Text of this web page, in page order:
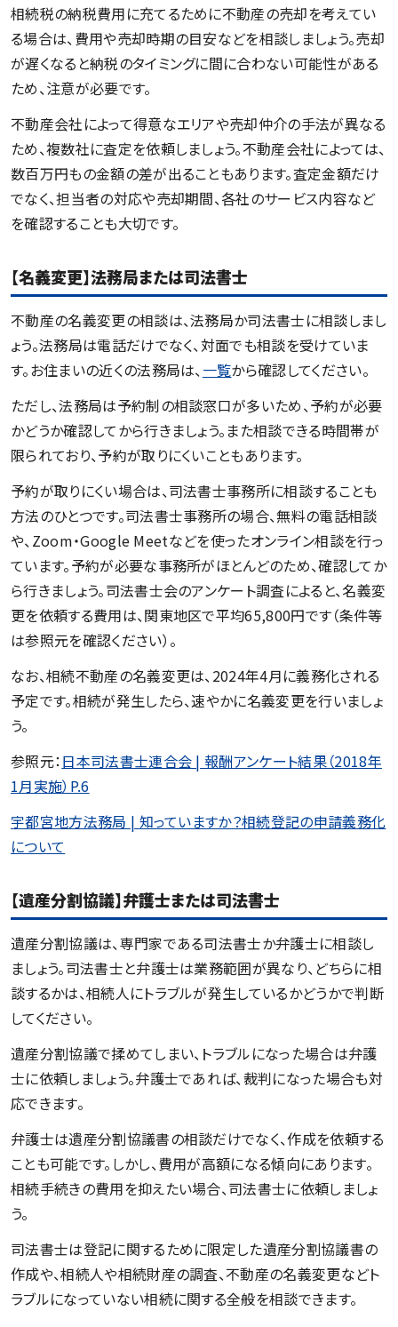
相続税の納税費用に充てるために不動産の売却を考えてい
る場合は、費用や売却時期の目安などを相談しましょう。売却
が遅くなると納税のタイミングに間に合わない可能性がある
ため、注意が必要です。
不動産会社によって得意なエリアや売却仲介の手法が異なる
ため、複数社に査定を依頼しましょう。不動産会社によっては、
数百万円もの金額の差が出ることもあります。査定金額だけ
でなく、担当者の対応や売却期間、各社のサービス内容など
を確認することも大切です。
【名義変更】法務局または司法書士
不動産の名義変更の相談は、法務局か司法書士に相談しまし
ょう。法務局は電話だけでなく、対面でも相談を受けていま
す。お住まいの近くの法務局は、一覧から確認してください。
ただし、法務局は予約制の相談窓口が多いため、予約が必要
かどうか確認してから行きましょう。また相談できる時間帯が
限られており、予約が取りにくいこともあります。
予約が取りにくい場合は、司法書士事務所に相談することも
方法のひとつです。司法書士事務所の場合、無料の電話相談
や、Zoom・Google Meetなどを使ったオンライン相談を行っ
ています。予約が必要な事務所がほとんどのため、確認してか
ら行きましょう。司法書士会のアンケート調査によると、名義変
更を依頼する費用は、関東地区で平均65,800円です（条件等
は参照元を確認ください）。
なお、相続不動産の名義変更は、2024年4月に義務化される
予定です。相続が発生したら、速やかに名義変更を行いましょ
う。
参照元：日本司法書士連合会 | 報酬アンケート結果（2018年
1月実施）P.6
宇都宮地方法務局 | 知っていますか？相続登記の申請義務化
について
【遺産分割協議】弁護士または司法書士
遺産分割協議は、専門家である司法書士か弁護士に相談し
ましょう。司法書士と弁護士は業務範囲が異なり、どちらに相
談するかは、相続人にトラブルが発生しているかどうかで判断
してください。
遺産分割協議で揉めてしまい、トラブルになった場合は弁護
士に依頼しましょう。弁護士であれば、裁判になった場合も対
応できます。
弁護士は遺産分割協議書の相談だけでなく、作成を依頼する
ことも可能です。しかし、費用が高額になる傾向にあります。
相続手続きの費用を抑えたい場合、司法書士に依頼しましょ
う。
司法書士は登記に関するために限定した遺産分割協議書の
作成や、相続人や相続財産の調査、不動産の名義変更などト
ラブルになっていない相続に関する全般を相談できます。